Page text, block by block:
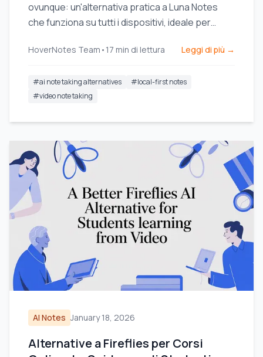
ovunque: un'alternativa pratica a Luna Notes
che funziona su tutti i dispositivi, ideale per
HoverNotes Team • 17 min di lettura Leggi di più →
#ai note taking alternatives #local-first notes
#video note taking
AI Notes January 18, 2026
Alternative a Fireflies per Corsi